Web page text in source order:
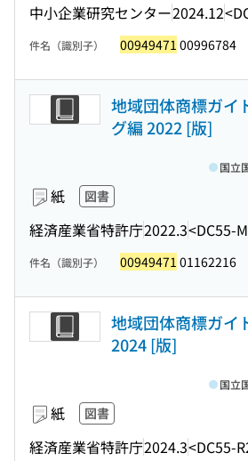
中小企業研究センター2024.12
件名（識別子） 00949471 00996784
地域団体商標ガイ
グ編 2022 [版]
紙 図書
経済産業省特許庁2022.3<DC55-
国立
件名（識別子） 00949471 01162216
地域団体商標ガイ
2024 [版]
紙 図書
経済産業省特許庁2024.3<DC55-
国立